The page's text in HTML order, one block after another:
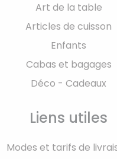
Art de la table
Articles de cuisson
Enfants
Cabas et bagages
Déco - Cadeaux
Liens utiles
Modes et tarifs de